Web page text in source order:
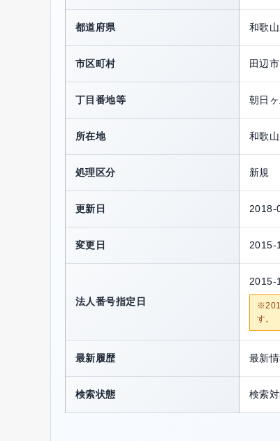
都道府県 和歌
市区町村 田辺市
丁目番地等 朝日
所在地 和歌
処理区分 新規
更新日 2018-
変更日 2015-
法人番号指定日
2015-
す。
最新履歴 最新
検索状態 検索対